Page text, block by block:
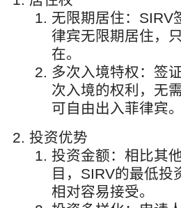
无限期居住：SIRV
律宾无限期居住，
在。
多次入境特权：签
次入境的权利，无
可自由出入菲律宾。
投资优势
投资金额：相比其
目，SIRV的最低投
相对容易接受。